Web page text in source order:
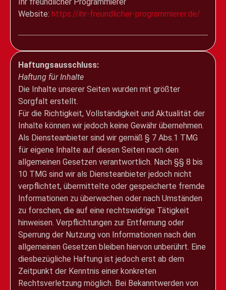
Website: https://ihr-freundlicher-programmierer.de/
Haftungsausschluss:
Haftung für Inhalte
Die Inhalte unserer Seiten wurden mit größter
Sorgfalt erstellt.
Für die Richtigkeit, Vollständigkeit und Aktualität der
Inhalte können wir jedoch keine Gewähr übernehmen.
Als Diensteanbieter sind wir gemäß § 7 Abs.1 TMG
für eigene Inhalte auf diesen Seiten nach den
allgemeinen Gesetzen verantwortlich. Nach §§ 8 bis
10 TMG sind wir als Diensteanbieter jedoch nicht
verpflichtet, übermittelte oder gespeicherte fremde
Informationen zu überwachen oder nach Umständen
zu forschen, die auf eine rechtswidrige Tätigkeit
hinweisen. Verpflichtungen zur Entfernung oder
Sperrung der Nutzung von Informationen nach den
allgemeinen Gesetzen bleiben hiervon unberührt. Eine
diesbezügliche Haftung ist jedoch erst ab dem
Zeitpunkt der Kenntnis einer konkreten
Rechtsverletzung möglich. Bei Bekanntwerden von